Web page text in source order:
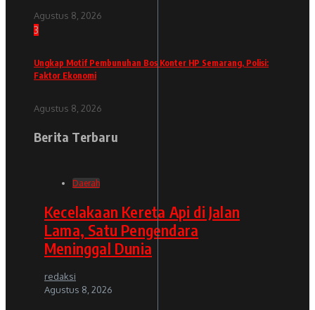
Agustus 8, 2026
3
Ungkap Motif Pembunuhan Bos Konter HP Semarang, Polisi:
Faktor Ekonomi
Agustus 8, 2026
Berita Terbaru
Daerah
Kecelakaan Kereta Api di Jalan
Lama, Satu Pengendara
Meninggal Dunia
redaksi
Agustus 8, 2026